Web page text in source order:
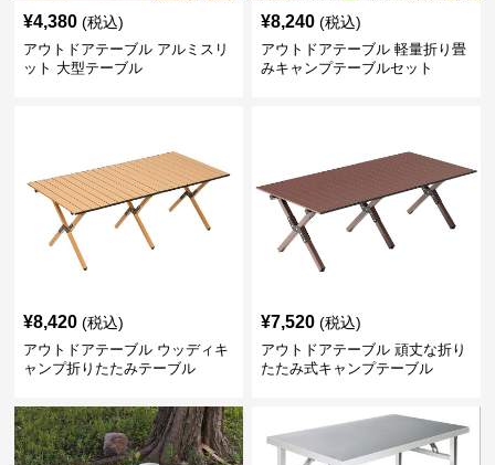
¥4,380 (税込)
アウトドアテーブル アルミスリ
ット 大型テーブル
¥8,240 (税込)
アウトドアテーブル 軽量折り畳
みキャンプテーブルセット
¥8,420 (税込)
アウトドアテーブル ウッディキ
ャンプ折りたたみテーブル
¥7,520 (税込)
アウトドアテーブル 頑丈な折り
たたみ式キャンプテーブル